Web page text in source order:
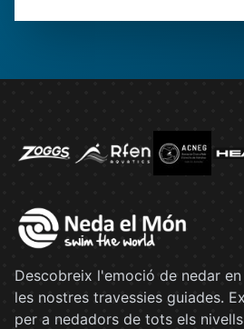
Descobreix l'emoció de nedar
les nostres travessies guiades.
per a nedadors de tots els